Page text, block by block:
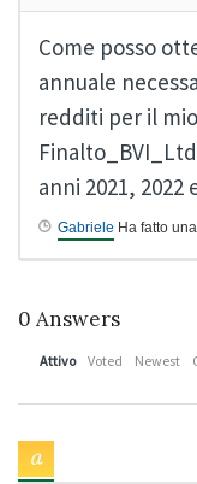
Come posso
annuale
redditi per il
anni 2021, 2022
Gabriele Ha fatto
0 Answers
Attivo Voted Newest